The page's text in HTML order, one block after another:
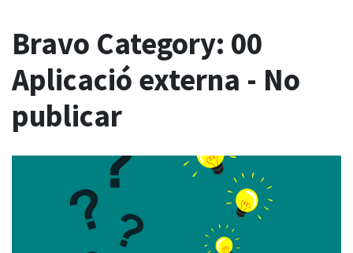
Bravo Category: 00
Aplicació externa - No
publicar